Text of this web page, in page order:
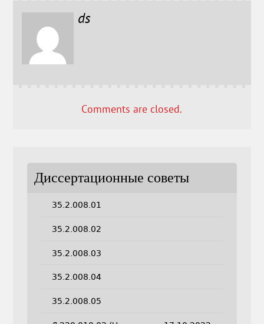
ds
Comments are closed.
Диссертационные советы
35.2.008.01
35.2.008.02
35.2.008.03
35.2.008.04
35.2.008.05